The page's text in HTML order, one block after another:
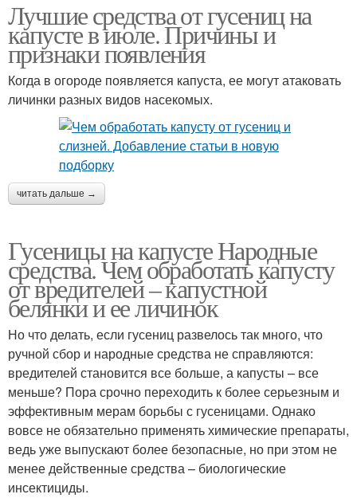
Лучшие средства от гусениц на
капусте в июле. Причины и
признаки появления
Когда в огороде появляется капуста, ее могут атаковать
личинки разных видов насекомых.
читать дальше →
Гусеницы на капусте Народные
средства. Чем обработать капусту
от вредителей – капустной
белянки и ее личинок
Но что делать, если гусениц развелось так много, что
ручной сбор и народные средства не справляются:
вредителей становится все больше, а капусты – все
меньше? Пора срочно переходить к более серьезным и
эффективным мерам борьбы с гусеницами. Однако
вовсе не обязательно применять химические препараты,
ведь уже выпускают более безопасные, но при этом не
менее действенные средства – биологические
инсектициды.